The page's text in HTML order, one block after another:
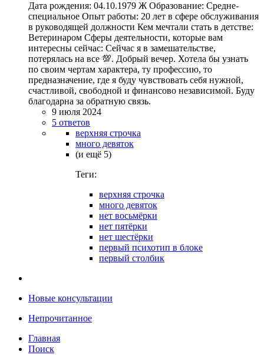
Дата рождения: 04.10.1979 Ж Образование: Средне-
специальное Опыт работы: 20 лет в сфере обслуживания
в руководящей должности Кем мечтали стать в детстве:
Ветеринаром Сферы деятельности, которые вам
интересны сейчас: Сейчас я в замешательстве,
потерялась на все 💯. Добрый вечер. Хотела бы узнать
по своим чертам характера, ту профессию, то
предназначение, где я буду чувствовать себя нужной,
счастливой, свободной и финансово независимой. Буду
благодарна за обратную связь.
9 июля 2024
5 ответов
верхняя строчка
много девяток
(и ещё 5)
Теги:
верхняя строчка
много девяток
нет восьмёрки
нет пятёрки
нет шестёрки
первый психотип в блоке
первый столбик
Новые консультации
Непрочитанное
Главная
Поиск